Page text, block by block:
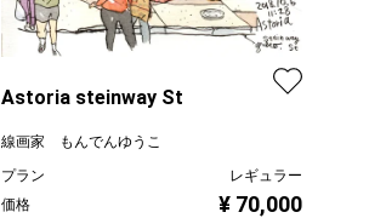
Astoria steinway St
線画家 もんでんゆうこ
プラン
レギュラー
価格
¥ 70,000